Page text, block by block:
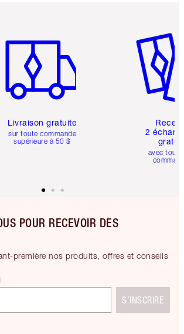
Livraison gratuite
sur toute commande
supérieure à 50 $
2
avec
POUR RECEVOIR DES
première nos produits, offres et conseils
S’INSCRIRE